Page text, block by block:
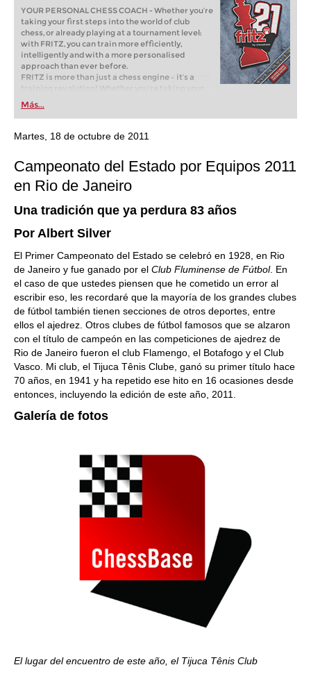
YOUR PERSONAL CHESS COACH - Whether you’re
taking your first steps into the world of club
chess, or already playing at a tournament level:
with FRITZ, you can train more efficiently,
intelligently and with a more personalised
approach than ever before.
FRITZ is more than just a chess engine – it’s a
training revolution! Whether you’re taking your
first steps into the world of club chess, or already
playing at a tournament level: with FRITZ, you can
train more efficiently, intelligently and with a
more personalised approach than ever before.
Más...
Martes, 18 de octubre de 2011
Campeonato del Estado por Equipos 2011
en Rio de Janeiro
Una tradición que ya perdura 83 años
Por Albert Silver
El Primer Campeonato del Estado se celebró en 1928, en Rio
de Janeiro y fue ganado por el Club Fluminense de Fútbol. En
el caso de que ustedes piensen que he cometido un error al
escribir eso, les recordaré que la mayoría de los grandes clubes
de fútbol también tienen secciones de otros deportes, entre
ellos el ajedrez. Otros clubes de fútbol famosos que se alzaron
con el título de campeón en las competiciones de ajedrez de
Rio de Janeiro fueron el club Flamengo, el Botafogo y el Club
Vasco. Mi club, el Tijuca Tênis Clube, ganó su primer título hace
70 años, en 1941 y ha repetido ese hito en 16 ocasiones desde
entonces, incluyendo la edición de este año, 2011.
Galería de fotos
El lugar del encuentro de este año, el Tijuca Tênis Club